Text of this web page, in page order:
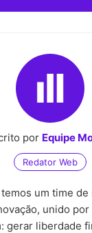
por Equipe
Redator Web
um time
unido
gerar liberdade